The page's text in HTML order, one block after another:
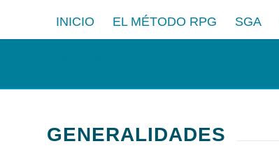
INICIO EL MÉTODO RPG SGA
GENERALIDADES